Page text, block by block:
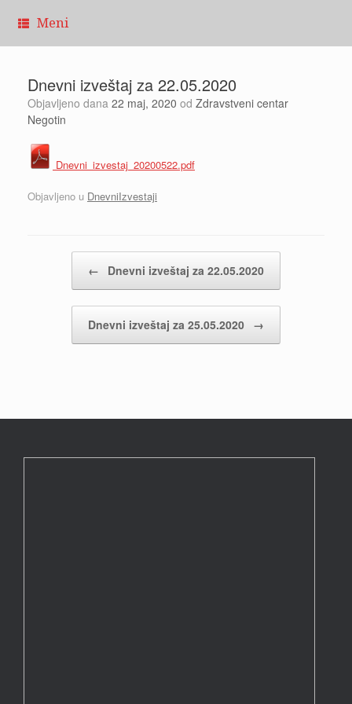
Meni
Dnevni izveštaj za 22.05.2020
Objavljeno dana 22 maj, 2020 od Zdravstveni centar
Negotin
Dnevni_izvestaj_20200522.pdf
Objavljeno u DnevniIzvestaji
← Dnevni izveštaj za 22.05.2020
Dnevni izveštaj za 25.05.2020 →